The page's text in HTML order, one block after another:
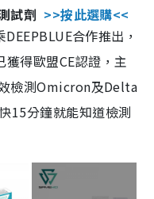
試劑 >>按此選購<<
合作推出，
得歐盟CE認證，主
檢測Omicron及Delta
15分鐘就能知道檢測